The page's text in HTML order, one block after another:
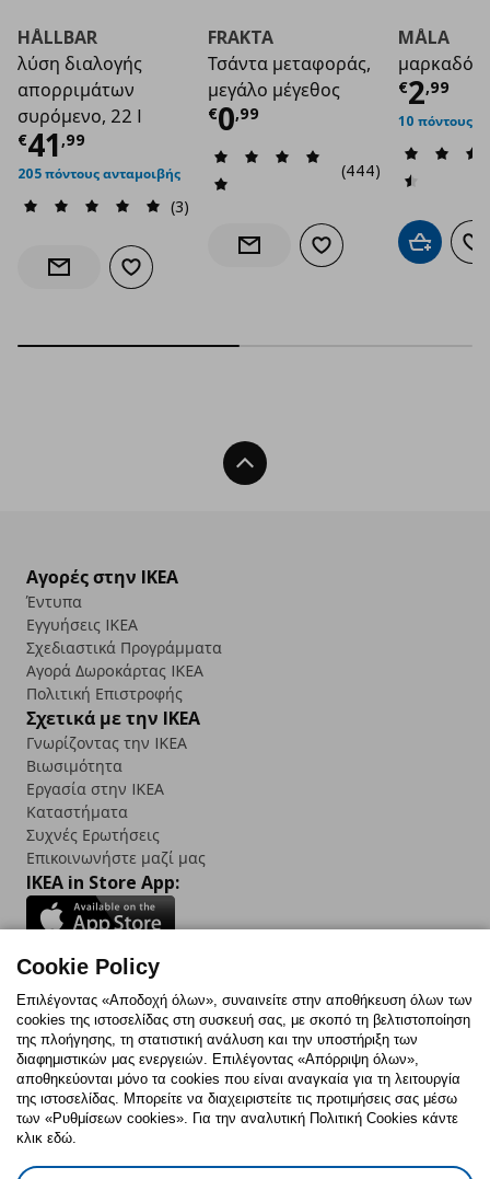
HÅLLBAR
λύση διαλογής
απορριμάτων
συρόμενο, 22 l
€41 ,99
Τρέχουσα τιμή€ 41,99
205 πόντους ανταμοιβής
(3)
Ενημέρωση διαθεσιμότητας
Προσθήκη στα αγαπημένα
FRAKTA
Τσάντα μεταφοράς,
μεγάλο μέγεθος
€0,99
Τρέχουσα τιμή€
(444)
Ενημέρωση διαθεσιμότητας
Προσθήκη στα
MÅLA
€2,99
10 πόντους
Προσθήκη
Back To Top
Αγορές στην IKEA
Έντυπα
Εγγυήσεις IKEA
Σχεδιαστικά Προγράμματα
Αγορά Δωρoκάρτας IKEA
Πολιτική Επιστροφής
Σχετικά με την IKEA
Γνωρίζοντας την IKEA
Βιωσιμότητα
Εργασία στην IKEA
Καταστήματα
Συχνές Ερωτήσεις
Επικοινωνήστε μαζί μας
IKEA in Store App:
Follow us:
FacebookInstagram
TikTokYoutubePinterestTwitter
Πολιτική CookiesΔήλωση ψηφιακής προσβασιμότητας
Cookie Policy
Επιλέγοντας «Αποδοχή όλων», συναινείτε στην αποθήκευση όλων των
cookies της ιστοσελίδας στη συσκευή σας, με σκοπό τη βελτιστοποίηση
της πλοήγησης, τη στατιστική ανάλυση και την υποστήριξη των
διαφημιστικών μας ενεργειών. Επιλέγοντας «Απόρριψη όλων»,
αποθηκεύονται μόνο τα cookies που είναι αναγκαία για τη λειτουργία
της ιστοσελίδας. Μπορείτε να διαχειριστείτε τις προτιμήσεις σας μέσω
των «Ρυθμίσεων cookies». Για την αναλυτική Πολιτική Cookies κάντε
κλικ εδώ.